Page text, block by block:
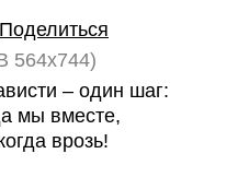
Поделиться
564x744)
– один шаг:
мы вместе,
врозь!